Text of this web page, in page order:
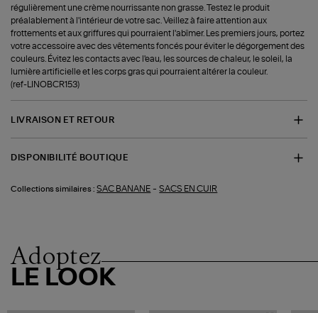
régulièrement une crème nourrissante non grasse. Testez le produit
préalablement à l'intérieur de votre sac. Veillez à faire attention aux
frottements et aux griffures qui pourraient l'abîmer. Les premiers jours, portez
votre accessoire avec des vêtements foncés pour éviter le dégorgement des
couleurs. Évitez les contacts avec l'eau, les sources de chaleur, le soleil, la
lumière artificielle et les corps gras qui pourraient altérer la couleur.
(ref-LINOBCR153)
LIVRAISON ET RETOUR
DISPONIBILITÉ BOUTIQUE
Collections similaires : SAC BANANE -SACS EN CUIR
Adoptez
LE LOOK